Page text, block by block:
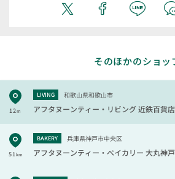
そのほかのショッ
12m
LIVING 和歌山県和歌山市
アフタヌーンティー・リビング近鉄百貨
51km
BAKERY 兵庫県神戸市中央区
アフタヌーンティー・ベイカリー 大丸神